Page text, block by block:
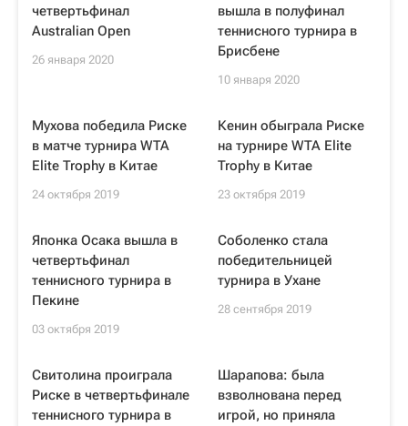
четвертьфинал
Australian Open
26 января 2020
вышла в полуфинал
теннисного турнира в
Брисбене
10 января 2020
Мухова победила Риске
в матче турнира WTA
Elite Trophy в Китае
24 октября 2019
Кенин обыграла Риске
на турнире WTA Elite
Trophy в Китае
23 октября 2019
Японка Осака вышла в
четвертьфинал
теннисного турнира в
Пекине
03 октября 2019
Соболенко стала
победительницей
турнира в Ухане
28 сентября 2019
Свитолина проиграла
Риске в четвертьфинале
теннисного турнира в
Шарапова: была
взволнована перед
игрой, но приняла